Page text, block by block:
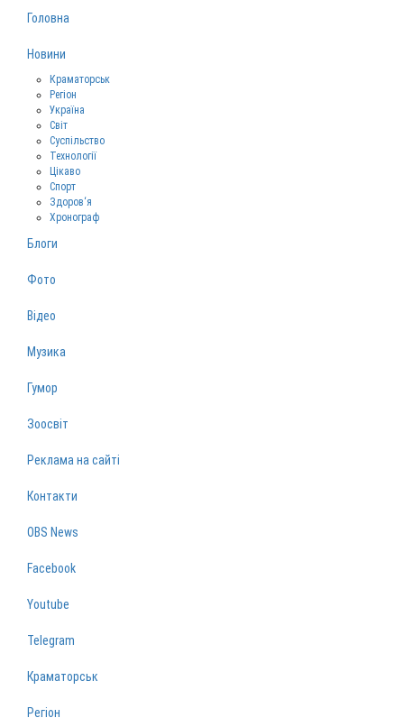
Головна
Новини
Краматорськ
Регіон
Україна
Світ
Суспільство
Технології
Цікаво
Спорт
Здоров‘я
Хронограф
Блоги
Фото
Відео
Музика
Гумор
Зоосвіт
Реклама на сайті
Контакти
OBS News
Facebook
Youtube
Telegram
Краматорськ
Регіон